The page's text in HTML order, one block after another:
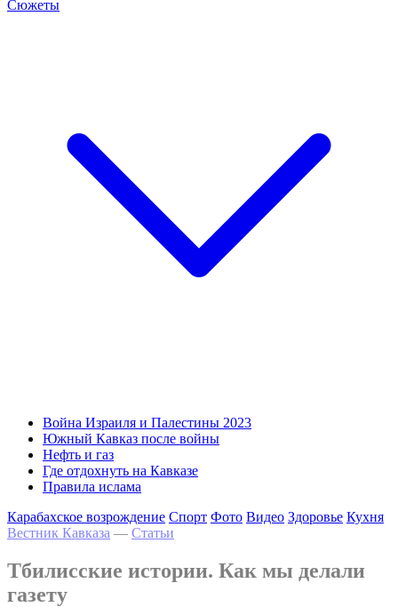
Сюжеты
Война Израиля и Палестины 2023
Южный Кавказ после войны
Нефть и газ
Где отдохнуть на Кавказе
Правила ислама
Карабахское возрождение Спорт Фото Видео Здоровье Кухня
Вестник Кавказа — Статьи
Тбилисские истории. Как мы делали
газету